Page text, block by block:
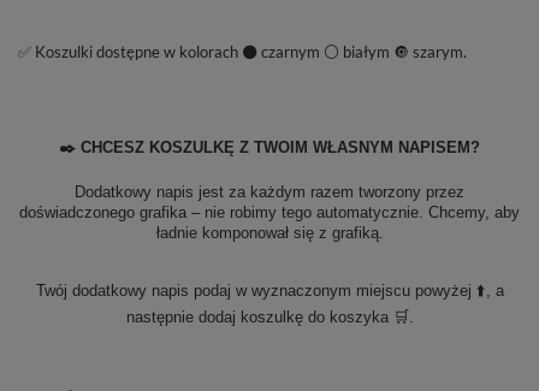
✅ Koszulki dostępne w kolorach ⚫ czarnym ⚪ białym 🔘 szarym.
✒️ CHCESZ KOSZULKĘ Z TWOIM WŁASNYM NAPISEM?
Dodatkowy napis jest za każdym razem tworzony przez
doświadczonego grafika – nie robimy tego automatycznie. Chcemy, aby
ładnie komponował się z grafiką.
Twój dodatkowy napis podaj w wyznaczonym miejscu powyżej ⬆️, a
następnie dodaj koszulkę do koszyka 🛒.